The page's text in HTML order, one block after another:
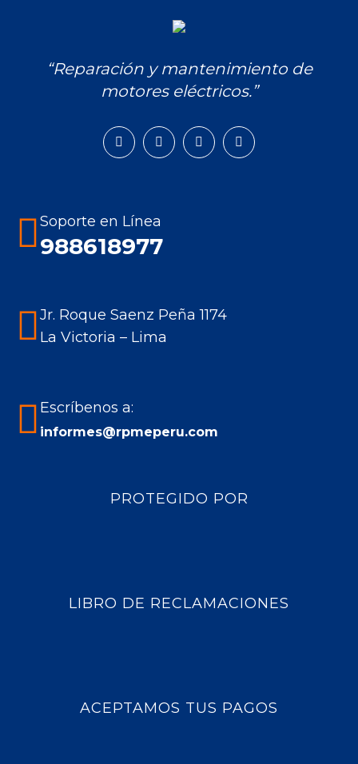
“Reparación y mantenimiento de
motores eléctricos.”
Encuéntranos en:
Facebook
in
window
Instagram
window
Mail
Whatsapp
Soporte en Línea
988618977
Jr. Roque Saenz Peña 1174
La Victoria – Lima
Escríbenos a:
informes@rpmeperu.com
PROTEGIDO POR
LIBRO DE RECLAMACIONES
ACEPTAMOS TUS PAGOS